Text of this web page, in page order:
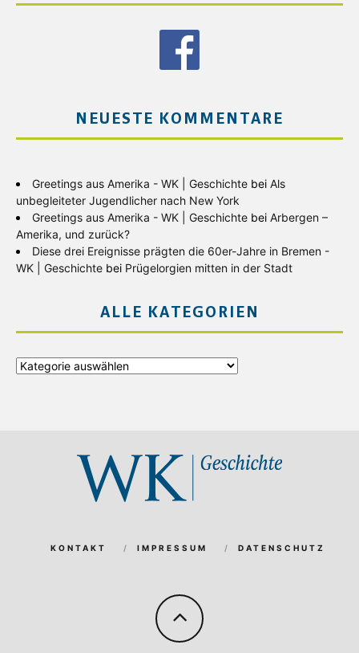
NEUESTE KOMMENTARE
Greetings aus Amerika - WK | Geschichte bei Als
unbegleiteter Jugendlicher nach New York
Greetings aus Amerika - WK | Geschichte bei Arbergen –
Amerika, und zurück?
Diese drei Ereignisse prägten die 60er-Jahre in Bremen -
WK | Geschichte bei Prügelorgien mitten in der Stadt
ALLE KATEGORIEN
Alle
KONTAKT IMPRESSUM DATENSCHUTZ